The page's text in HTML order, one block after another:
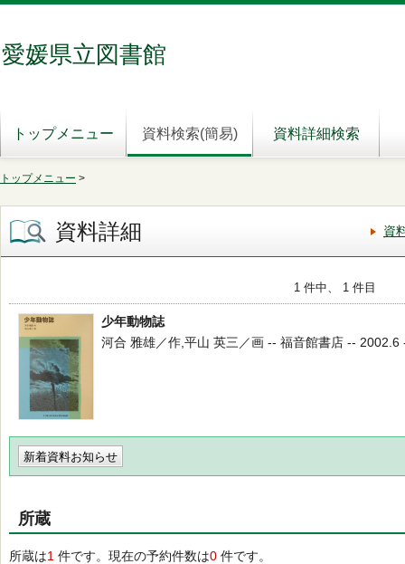
愛媛県立図書館
トップメニュー 資料検索(簡易) 資料詳細検索
トップメニュー >
資料詳細 資
1 件中、 1 件目
少年動物誌
河合 雅雄／作,平山 英三／画 -- 福音館書店 -- 2002.6
新着資料お知らせ
所蔵
所蔵は1 件です。現在の予約件数は0 件です。